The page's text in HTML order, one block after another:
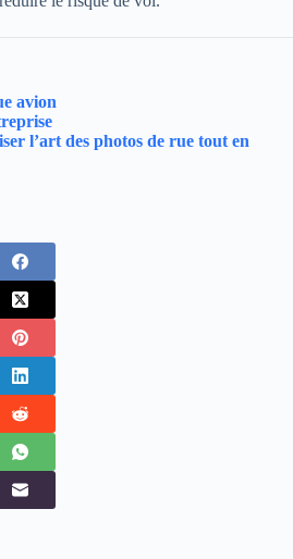
avion
l’art des photos de rue tout en